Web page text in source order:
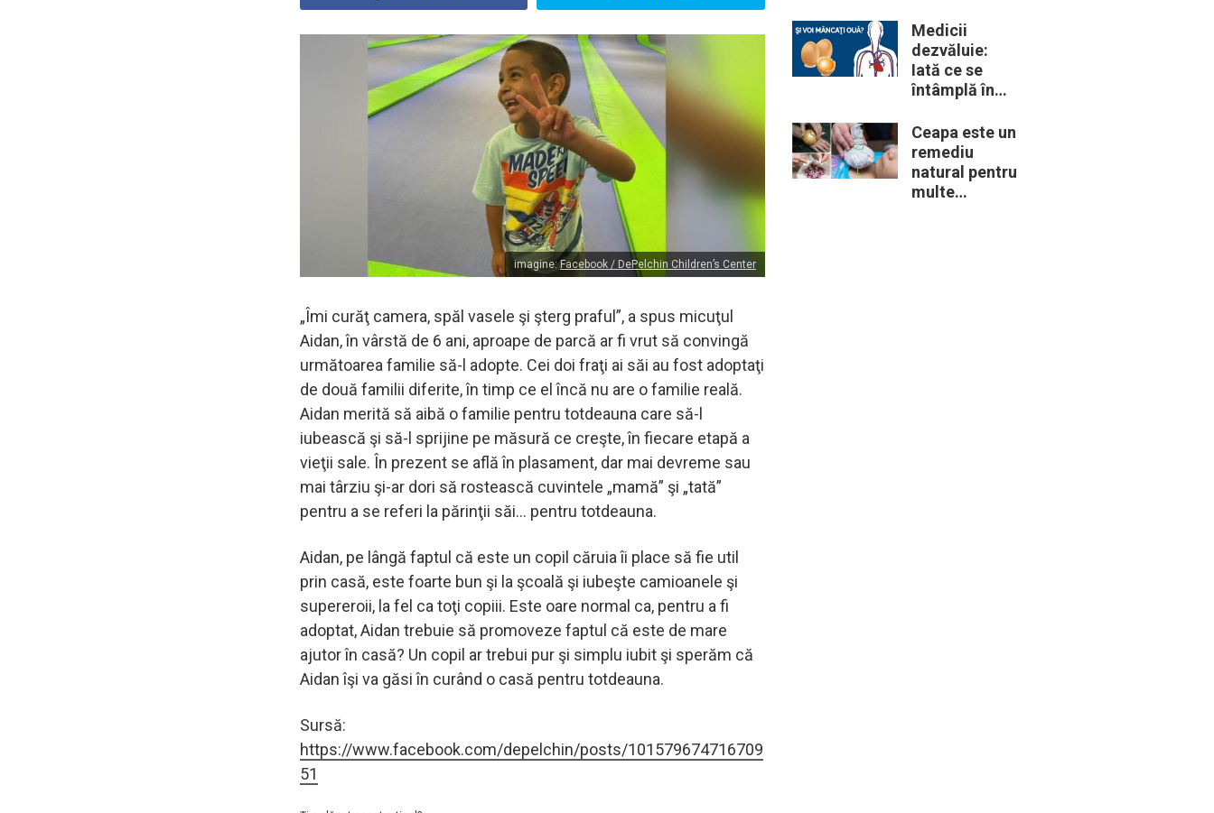
imagine:Facebook / DePelchin Children’s Center
„Îmi curăţ camera, spăl vasele şi şterg praful”, a spus micuţul
Aidan, în vârstă de 6 ani, aproape de parcă ar fi vrut să convingă
următoarea familie să-l adopte. Cei doi fraţi ai săi au fost adoptaţi
de două familii diferite, în timp ce el încă nu are o familie reală.
Aidan merită să aibă o familie pentru totdeauna care să-l
iubească şi să-l sprijine pe măsură ce creşte, în fiecare etapă a
vieţii sale. În prezent se află în plasament, dar mai devreme sau
mai târziu şi-ar dori să rostească cuvintele „mamă” şi „tată”
pentru a se referi la părinţii săi… pentru totdeauna.
Aidan, pe lângă faptul că este un copil căruia îi place să fie util
prin casă, este foarte bun şi la şcoală şi iubeşte camioanele şi
supereroii, la fel ca toţi copiii. Este oare normal ca, pentru a fi
adoptat, Aidan trebuie să promoveze faptul că este de mare
ajutor în casă? Un copil ar trebui pur şi simplu iubit şi sperăm că
Aidan îşi va găsi în curând o casă pentru totdeauna.
Sursă:
https://www.facebook.com/depelchin/posts/101579674716709
51
periculoase
erau unele
„obiceiuri” ale
vremii
Medicii
dezvăluie:
Iată ce se
întâmplă în
când începem
să mâncăm
câte două
ouă în fiecare
Ceapa este un
remediu
natural pentru
multe